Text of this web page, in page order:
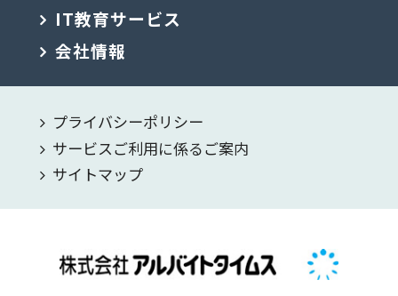
IT教育サービス
会社情報
プライバシーポリシー
サービスご利用に係るご案内
サイトマップ